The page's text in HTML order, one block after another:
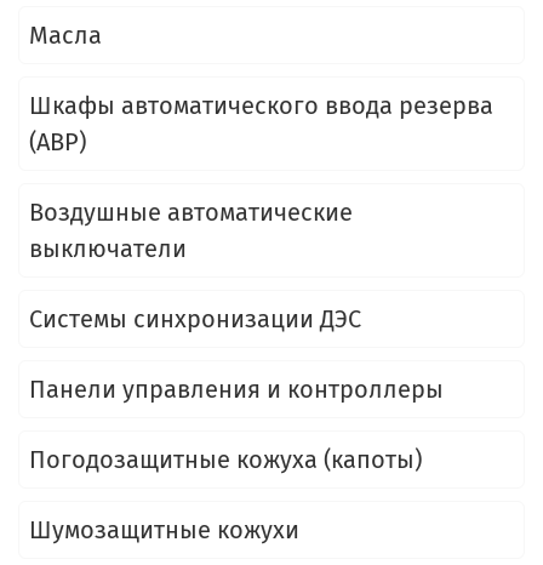
Масла
Шкафы автоматического ввода резерва
(АВР)
Воздушные автоматические
выключатели
Системы синхронизации ДЭС
Панели управления и контроллеры
Погодозащитные кожуха (капоты)
Шумозащитные кожухи